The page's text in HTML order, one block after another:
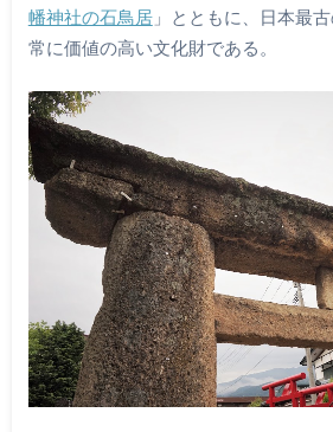
幡神社の石鳥居」とともに、日本最
常に価値の高い文化財である。